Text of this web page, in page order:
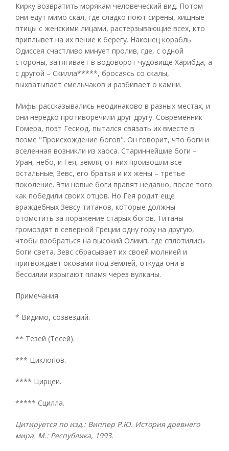
Кирку возвратить морякам человеческий вид. Потом
они едут мимо скал, где сладко поют сирены, хищные
птицы с женскими лицами, растерзывающие всех, кто
приплывет на их пение к берегу. Наконец корабль
Одиссея счастливо минует пролив, где, с одной
стороны, затягивает в водоворот чудовище Харибда, а
с другой – Скилла*****, бросаясь со скалы,
выхватывает смельчаков и разбивает о камни.
Мифы рассказывались неодинаково в разных местах, и
они нередко противоречили друг другу. Современник
Гомера, поэт Гесиод, пытался связать их вместе в
поэме "Происхождение богов". Он говорит, что боги и
вселенная возникли из хаоса. Стариннейшие боги –
Уран, небо, и Гея, земля; от них произошли все
остальные; Зевс, его братья и их жены – третье
поколение. Эти новые боги правят недавно, после того
как победили своих отцов. Но Гея родит еще
враждебных Зевсу титанов, которые должны
отомстить за поражение старых богов. Титаны
громоздят в северной Греции одну гору на другую,
чтобы взобраться на высокий Олимп, где сплотились
боги света. Зевс сбрасывает их своей молнией и
пригвождает оковами под землей, откуда они в
бессилии изрыгают пламя через вулканы.
Примечания
* Видимо, созвездий.
** Тезей (Тесей).
*** Циклопов.
**** Цирцеи.
***** Сцилла.
Цитируется по изд.: Виппер Р.Ю. История древнего
мира. М.: Республика, 1993.